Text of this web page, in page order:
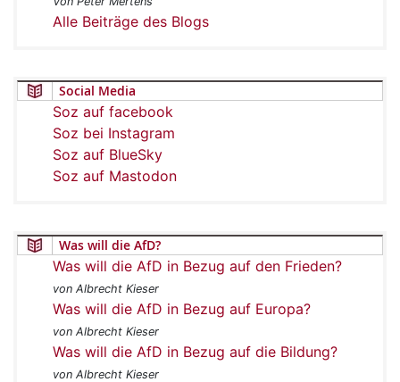
Alle Beiträge des Blogs
Social Media
Soz auf facebook
Soz bei Instagram
Soz auf BlueSky
Soz auf Mastodon
Was will die AfD?
Was will die AfD in Bezug auf den Frieden?
von Albrecht Kieser
Was will die AfD in Bezug auf Europa?
von Albrecht Kieser
Was will die AfD in Bezug auf die Bildung?
von Albrecht Kieser